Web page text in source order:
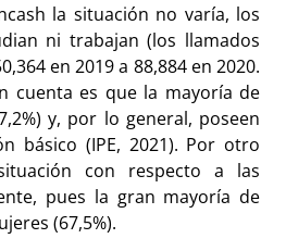
la situación no varía, los
ni trabajan (los llamados
en 2019 a 88,884 en 2020.
cuenta es que la mayoría de
y, por lo general, poseen
básico (IPE, 2021). Por otro
con respecto a las
pues la gran mayoría de
(67,5%).